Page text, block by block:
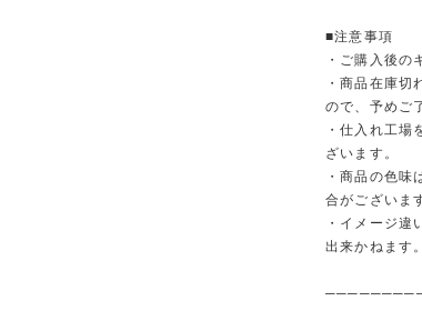
■注意事項
・ご購入後の
・商品在庫切
ので、予めご
・仕入れ工場
ざいます。
・商品の色味
合がございま
・イメージ違
出来かねます。